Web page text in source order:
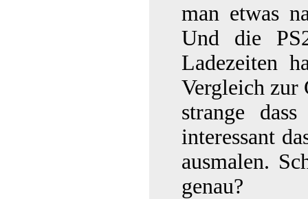
man etwas
Und die
Ladezeiten
Vergleich zur
strange
interessant
ausmalen.
genau?